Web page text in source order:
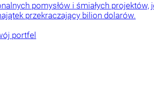
pomysłów i śmiałych
przekraczający bilion dolarów.
portfel